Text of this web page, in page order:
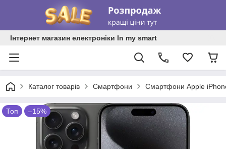
Інтернет магазин електроніки In my smart
Каталог товарів Смартфони Смартфони Apple
Топ –15%